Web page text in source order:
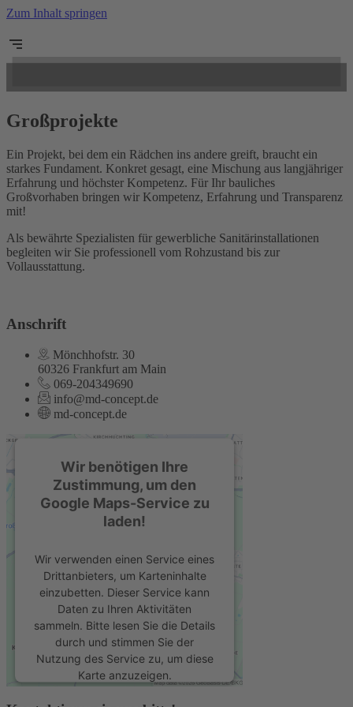
Zum Inhalt springen
Großprojekte
Ein Projekt, bei dem ein Rädchen ins andere greift, braucht ein
starkes Fundament. Konkret gesagt, eine Mischung aus langjähriger
Erfahrung und höchster Kompetenz. Für Ihr bauliches
Großvorhaben bringen wir Kompetenz, Erfahrung und Transparenz
mit!
Als bewährte Spezialisten für gewerbliche Sanitärinstallationen
begleiten wir Sie professionell vom Rohzustand bis zur
Vollausstattung.
Anschrift
Mönchhofstr. 30
60326 Frankfurt am Main
069-204349690
info@md-concept.de
md-concept.de
Wir benötigen Ihre
Zustimmung, um den
Google Maps-Service zu
laden!
Wir verwenden einen Service eines
Drittanbieters, um Karteninhalte
einzubetten. Dieser Service kann
Daten zu Ihren Aktivitäten
sammeln. Bitte lesen Sie die Details
durch und stimmen Sie der
Nutzung des Service zu, um diese
Karte anzuzeigen.